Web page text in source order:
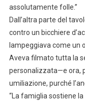
assolutamente folle.”
Dall’altra parte del
contro un bicchiere
lampeggiava come un
Aveva filmato tutta la
personalizzata—e ora,
umiliazione, purché
“La famiglia sostiene